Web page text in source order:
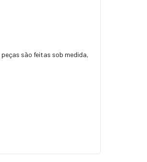
são feitas sob medida,